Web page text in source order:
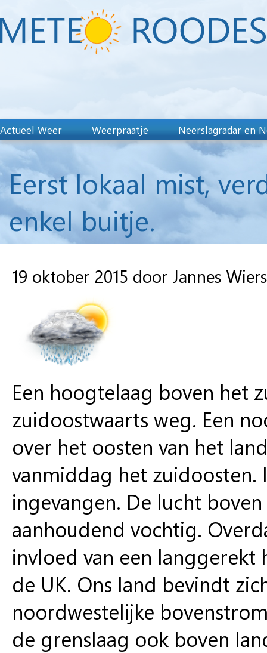
Actueel Weer Weerpraatje Neerslagradar en
Eerst lokaal mist,
enkel buitje.
19 oktober 2015 door Jannes
Een hoogtelaag boven het
zuidoostwaarts weg. Een
over het oosten van het
vanmiddag het zuidoosten.
ingevangen. De lucht
aanhoudend vochtig.
invloed van een
de UK. Ons land bevindt
noordwestelijke
de grenslaag ook boven